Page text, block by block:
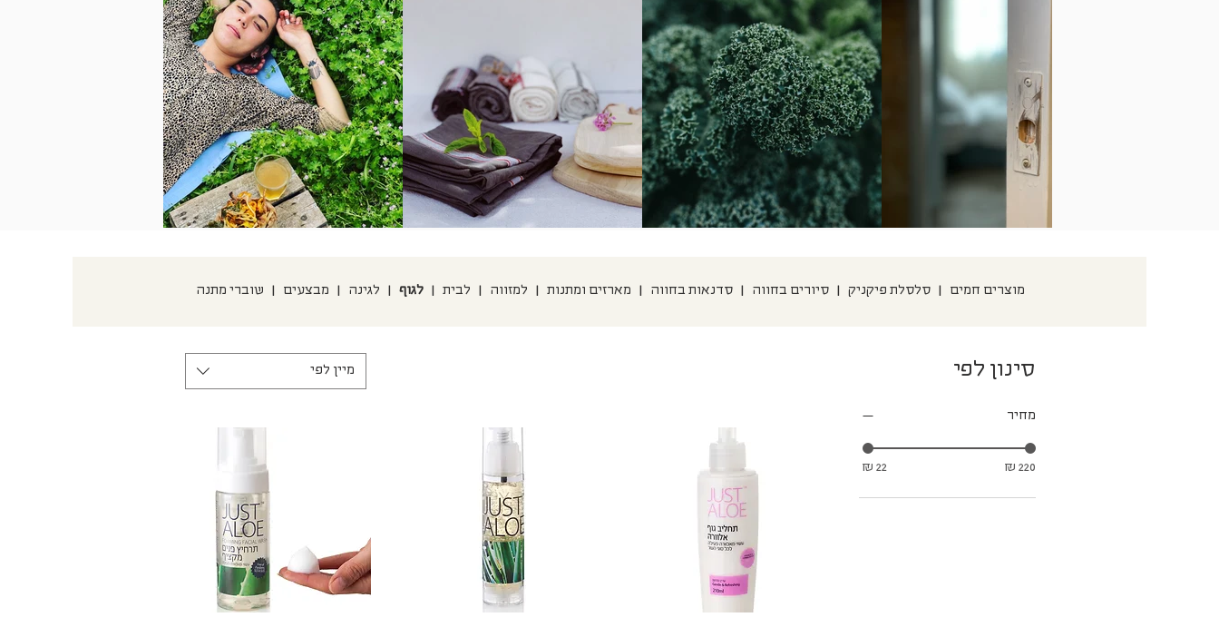
< הכל לגוף הבא >
סינון לפי
מחיר
‏22 ‏₪
מיין לפי
מוצרים חמים סלסלת פיקניק סיורים בחווה סדנאות בחווה מארזים ומתנות למזווה לבית לגוף לגינה מבצעים שוברי מתנה